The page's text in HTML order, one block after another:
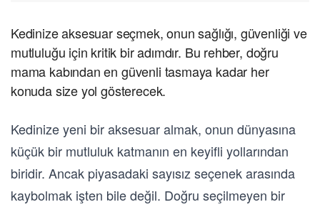
Kedinize aksesuar seçmek, onun sağlığı, güvenliği ve
mutluluğu için kritik bir adımdır. Bu rehber, doğru
mama kabından en güvenli tasmaya kadar her
konuda size yol gösterecek.
Kedinize yeni bir aksesuar almak, onun dünyasına
küçük bir mutluluk katmanın en keyifli yollarından
biridir. Ancak piyasadaki sayısız seçenek arasında
kaybolmak işten bile değil. Doğru seçilmeyen bir